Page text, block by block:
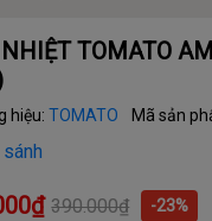
TOMATO
hiệu:TOMATO Mã sản
390.000₫
-23%